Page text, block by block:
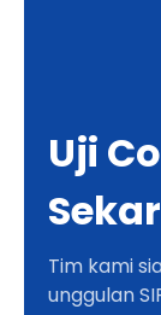
Uji
Tim kami
unggulan